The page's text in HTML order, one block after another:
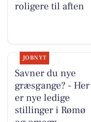
roligere til aften
JOBNYT
Savner du nye
græsgange? - Her
er nye ledige
stillinger i Rømø